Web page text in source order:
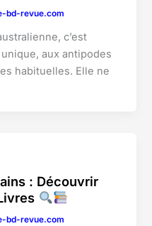
bd-revue.com
c’est
aux antipodes
habituelles. Elle ne
: Découvrir
bd-revue.com